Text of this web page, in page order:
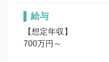
給与
【想定年収】
700万円～